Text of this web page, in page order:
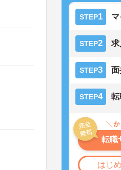
STEP1
STEP2 求
STEP3 面
STEP4 転
転職
はじ